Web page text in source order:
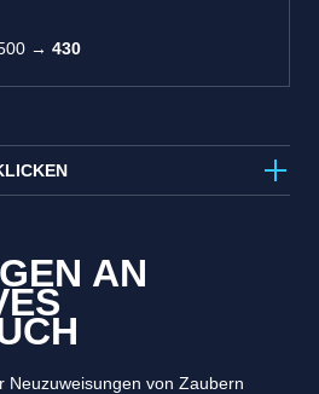
→ 430
AN
Neuzuweisungen von Zaubern